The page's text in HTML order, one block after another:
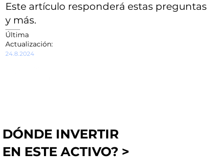
Este artículo responderá estas preguntas
y más.
Última
Actualización:
24.8.2024
DÓNDE INVERTIR
EN ESTE ACTIVO? >